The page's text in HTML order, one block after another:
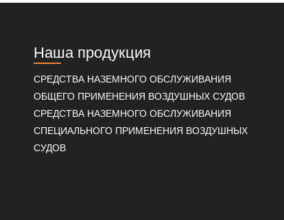
Наша продукция
СРЕДСТВА НАЗЕМНОГО ОБСЛУЖИВАНИЯ
ОБЩЕГО ПРИМЕНЕНИЯ ВОЗДУШНЫХ СУДОВ
СРЕДСТВА НАЗЕМНОГО ОБСЛУЖИВАНИЯ
СПЕЦИАЛЬНОГО ПРИМЕНЕНИЯ ВОЗДУШНЫХ
СУДОВ